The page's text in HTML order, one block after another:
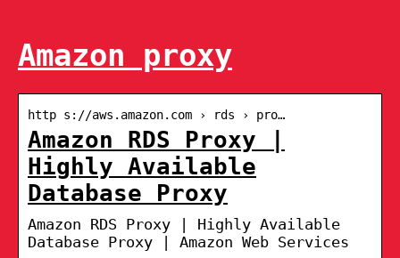
Amazon proxy
http s://aws.amazon.com › rds › pro…
Amazon RDS Proxy |
Highly Available
Database Proxy
Amazon RDS Proxy | Highly Available
Database Proxy | Amazon Web Services